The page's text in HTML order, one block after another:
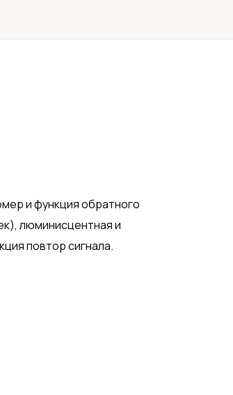
и функция обратного
люминисцентная и
повтор сигнала.